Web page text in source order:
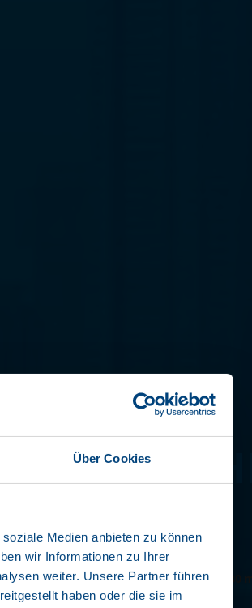
Über Cookies
Medien anbieten zu können
wir Informationen zu Ihrer
weiter. Unsere Partner führen
haben oder die sie im
LINER HD
variants:
in lengths of 12,400 mm and 13,480
load of 16,000 kg.